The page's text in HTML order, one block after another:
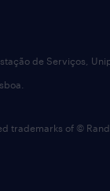
de Serviços,
trademarks of ©